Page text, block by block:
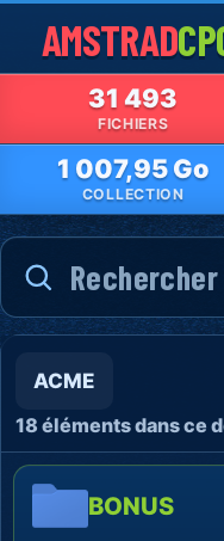
AMSTRAD
31 493
FICHIERS
1 007,95 Go
COLLECTION
ACME
18 éléments dans ce
BONUS